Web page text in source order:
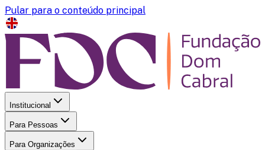
Pular para o conteúdo principal
Institucional
Para Pessoas
Para Organizações